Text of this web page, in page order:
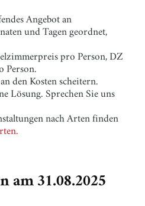
Angebot an
und Tagen geordnet,
pro Person, DZ
Person.
den Kosten scheitern.
Lösung. Sprechen Sie uns
nach Arten finden
am 31.08.2025